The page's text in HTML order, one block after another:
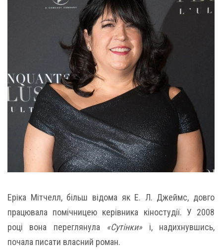
Еріка Мітчелл, більш відома як Е. Л. Джеймс, довго
працювала помічницею керівника кіностудії. У 2008
році вона переглянула «Сутінки» і, надихнувшись,
почала писати власний роман.